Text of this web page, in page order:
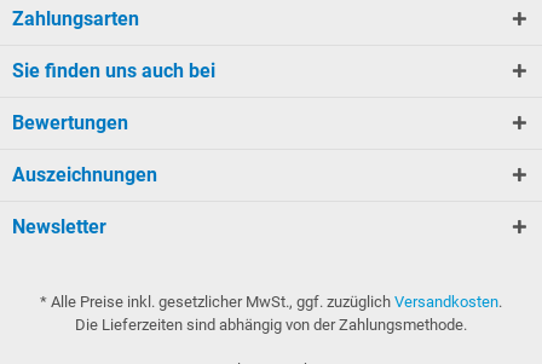
Zahlungsarten
Sie finden uns auch bei
Bewertungen
Auszeichnungen
Newsletter
* Alle Preise inkl. gesetzlicher MwSt., ggf. zuzüglich Versandkosten.
Die Lieferzeiten sind abhängig von der Zahlungsmethode.